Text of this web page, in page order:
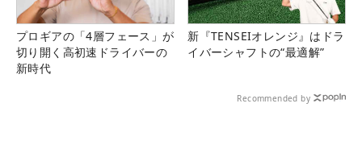
プロギアの「4層フェース」が
切り開く高初速ドライバーの
新時代
新『TENSEIオレンジ』はドラ
イバーシャフトの“最適解”
Recommended by